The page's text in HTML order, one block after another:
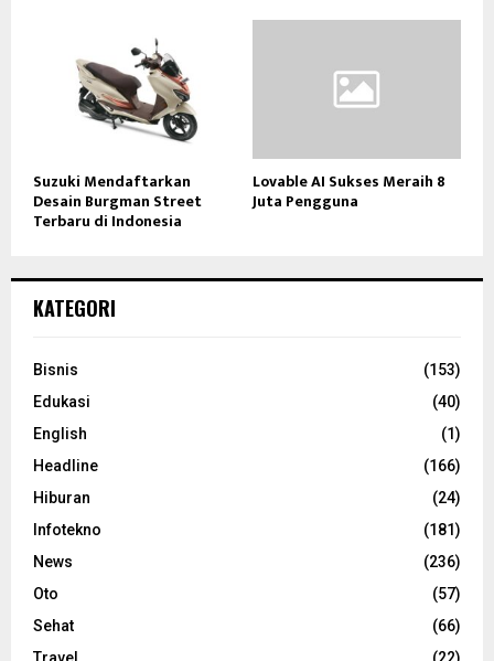
Suzuki Mendaftarkan
Desain Burgman Street
Terbaru di Indonesia
Lovable AI Sukses Meraih 8
Juta Pengguna
KATEGORI
Bisnis
(153)
Edukasi
(40)
English
(1)
Headline
(166)
Hiburan
(24)
Infotekno
(181)
News
(236)
Oto
(57)
Sehat
(66)